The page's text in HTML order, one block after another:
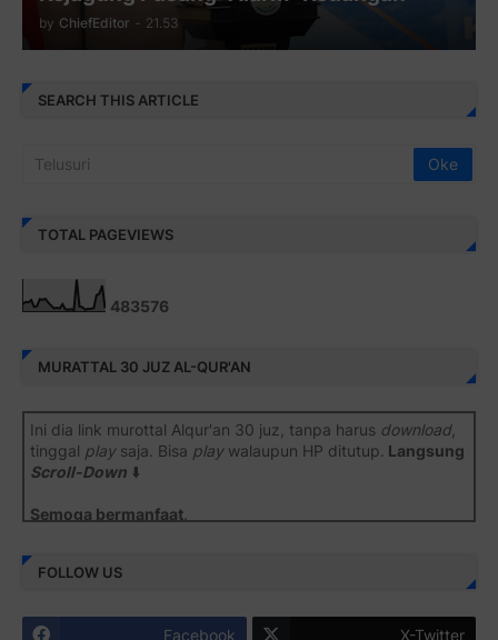
by ChiefEditor - 21.53
SEARCH THIS ARTICLE
TOTAL PAGEVIEWS
483576
MURATTAL 30 JUZ AL-QUR'AN
Ini dia link murottal Alqur'an 30 juz, tanpa harus download,
tinggal playsaja. Bisa playwalaupun HP ditutup. Langsung
Scroll-Down ⬇️
Semoga bermanfaat
Juz 1 ⇨
FOLLOW US
Facebook X-Twitter